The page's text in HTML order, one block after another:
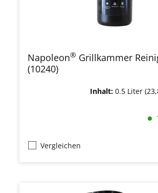
Napoleon® Grillkammer
(10240)
Inhalt: 0.5 Liter
Vergleichen